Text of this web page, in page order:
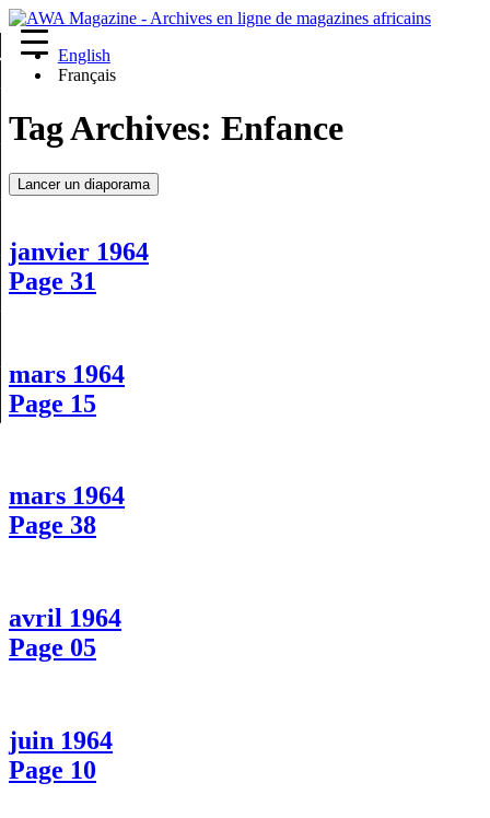
English
Français
Tag Archives: Enfance
Lancer un diaporama
janvier 1964
Page 31
mars 1964
Page 15
mars 1964
Page 38
avril 1964
Page 05
juin 1964
Page 10